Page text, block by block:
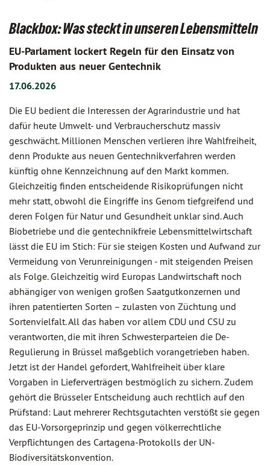
Blackbox: Was steckt in unseren Lebensmitteln
EU-Parlament lockert Regeln für den Einsatz von
Produkten aus neuer Gentechnik
17.06.2026
Die EU bedient die Interessen der Agrarindustrie und hat
dafür heute Umwelt- und Verbraucherschutz massiv
geschwächt. Millionen Menschen verlieren ihre Wahlfreiheit,
denn Produkte aus neuen Gentechnikverfahren werden
künftig ohne Kennzeichnung auf den Markt kommen.
Gleichzeitig finden entscheidende Risikoprüfungen nicht
mehr statt, obwohl die Eingriffe ins Genom tiefgreifend und
deren Folgen für Natur und Gesundheit unklar sind. Auch
Biobetriebe und die gentechnikfreie Lebensmittelwirtschaft
lässt die EU im Stich: Für sie steigen Kosten und Aufwand zur
Vermeidung von Verunreinigungen - mit steigenden Preisen
als Folge. Gleichzeitig wird Europas Landwirtschaft noch
abhängiger von wenigen großen Saatgutkonzernen und
ihren patentierten Sorten – zulasten von Züchtung und
Sortenvielfalt. All das haben vor allem CDU und CSU zu
verantworten, die mit ihren Schwesterparteien die De-
Regulierung in Brüssel maßgeblich vorangetrieben haben.
Jetzt ist der Handel gefordert, Wahlfreiheit über klare
Vorgaben in Lieferverträgen bestmöglich zu sichern. Zudem
gehört die Brüsseler Entscheidung auch rechtlich auf den
Prüfstand: Laut mehrerer Rechtsgutachten verstößt sie gegen
das EU-Vorsorgeprinzip und gegen völkerrechtliche
Verpflichtungen des Cartagena-Protokolls der UN-
Biodiversitätskonvention.